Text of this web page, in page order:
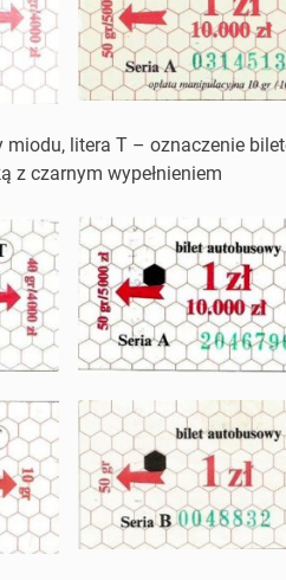
litera T – oznaczenie
z czarnym wypełnieniem